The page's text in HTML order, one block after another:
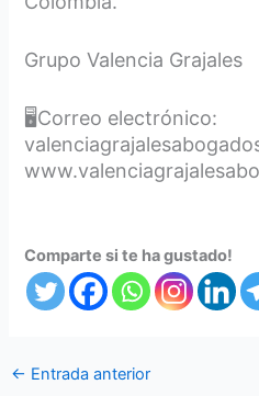
Grupo Valencia Grajales
🖥️Correo electrónico:
Comparte si te ha gustado!
← Entrada anterior